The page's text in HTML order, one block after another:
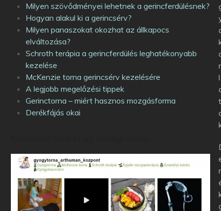
Milyen szövődményei lehetnek a gerincferdülésnek?
Hogyan alakul ki a gerincsérv?
Milyen panaszokat okozhat az állkapocs
elváltozása?
Schroth terápia a gerincferdülés leghatékonyabb
kezelése
McKenzie torna gerincsérv kezelésére
A legjobb megelőzési tippek
Gerinctorna – miért hasznos mozgásforma
Derékfájás okai
r
l
r